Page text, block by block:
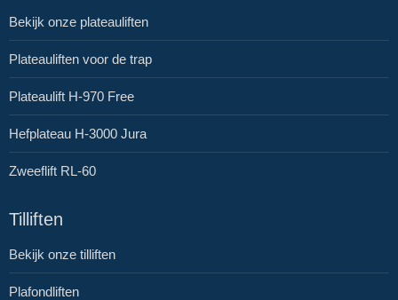
Bekijk onze plateauliften
Plateauliften voor de trap
Plateaulift H-970 Free
Hefplateau H-3000 Jura
Zweeflift RL-60
Tilliften
Bekijk onze tilliften
Plafondliften